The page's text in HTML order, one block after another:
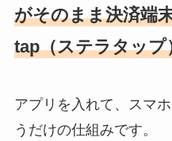
がそのまま決済端
tap（ステラタップ
アプリを入れて、スマ
うだけの仕組みです。